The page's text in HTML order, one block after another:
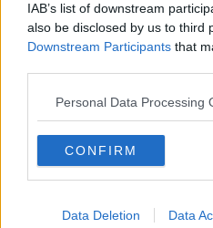
IAB’s list of downstream
also be disclosed by us to third
Downstream Participants that
Personal Data Processing
CONFIRM
Data Deletion Data
Opere pubbliche, nel
euro
Monte Pisano,
Piena dell’Arno, Pisa
Alluvione 2023, 38
Sette spose per il